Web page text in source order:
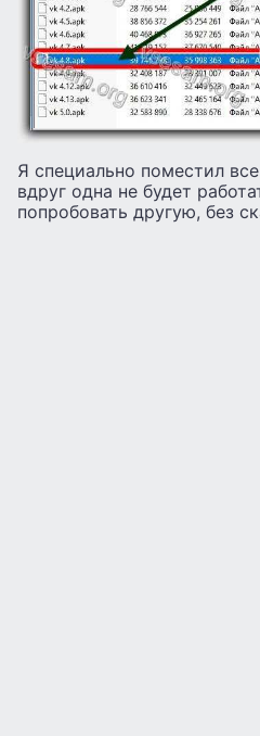
Я специально поместил
вдруг одна не будет
попробовать другую, без